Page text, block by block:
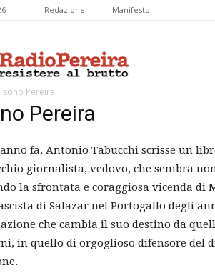
Redazione Manifesto
sono Pereira
Pereira
fa, Antonio Tabucchi scrisse un
giornalista, vedovo, che sembra
la sfrontata e coraggiosa vicenda di
di Salazar nel Portogallo degli
che cambia il suo destino da
in quello di orgoglioso difensore